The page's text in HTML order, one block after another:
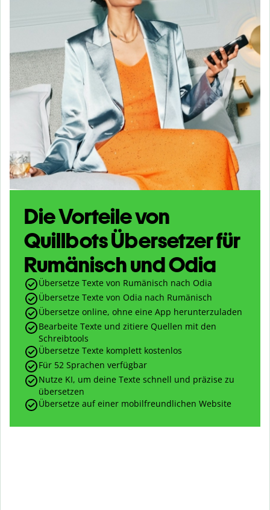
Die Vorteile von
Quillbots Übersetzer für
Rumänisch und Odia
Übersetze Texte von Rumänisch nach Odia
Übersetze Texte von Odia nach Rumänisch
Übersetze online, ohne eine App herunterzuladen
Bearbeite Texte und zitiere Quellen mit den
Schreibtools
Übersetze Texte komplett kostenlos
Für 52 Sprachen verfügbar
Nutze KI, um deine Texte schnell und präzise zu
übersetzen
Übersetze auf einer mobilfreundlichen Website